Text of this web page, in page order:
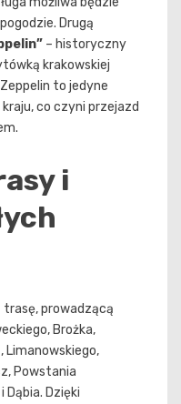
Drugą
– historyczny
krakowskiej
to jedyne
co czyni przejazd
i
trasę, prowadzącą
Brożka,
Limanowskiego,
Powstania
Dąbia. Dzięki